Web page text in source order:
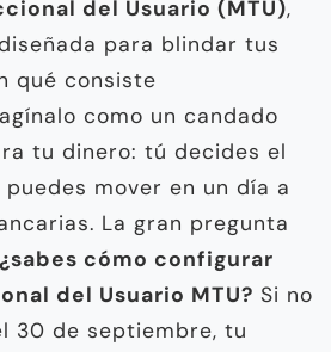
del Usuario (MTU),
para blindar tus
qué consiste
como un candado
tu dinero: tú decides el
mover en un día a
La gran pregunta
¿sabes cómo configurar
del Usuario MTU? Si no
30 de septiembre, tu